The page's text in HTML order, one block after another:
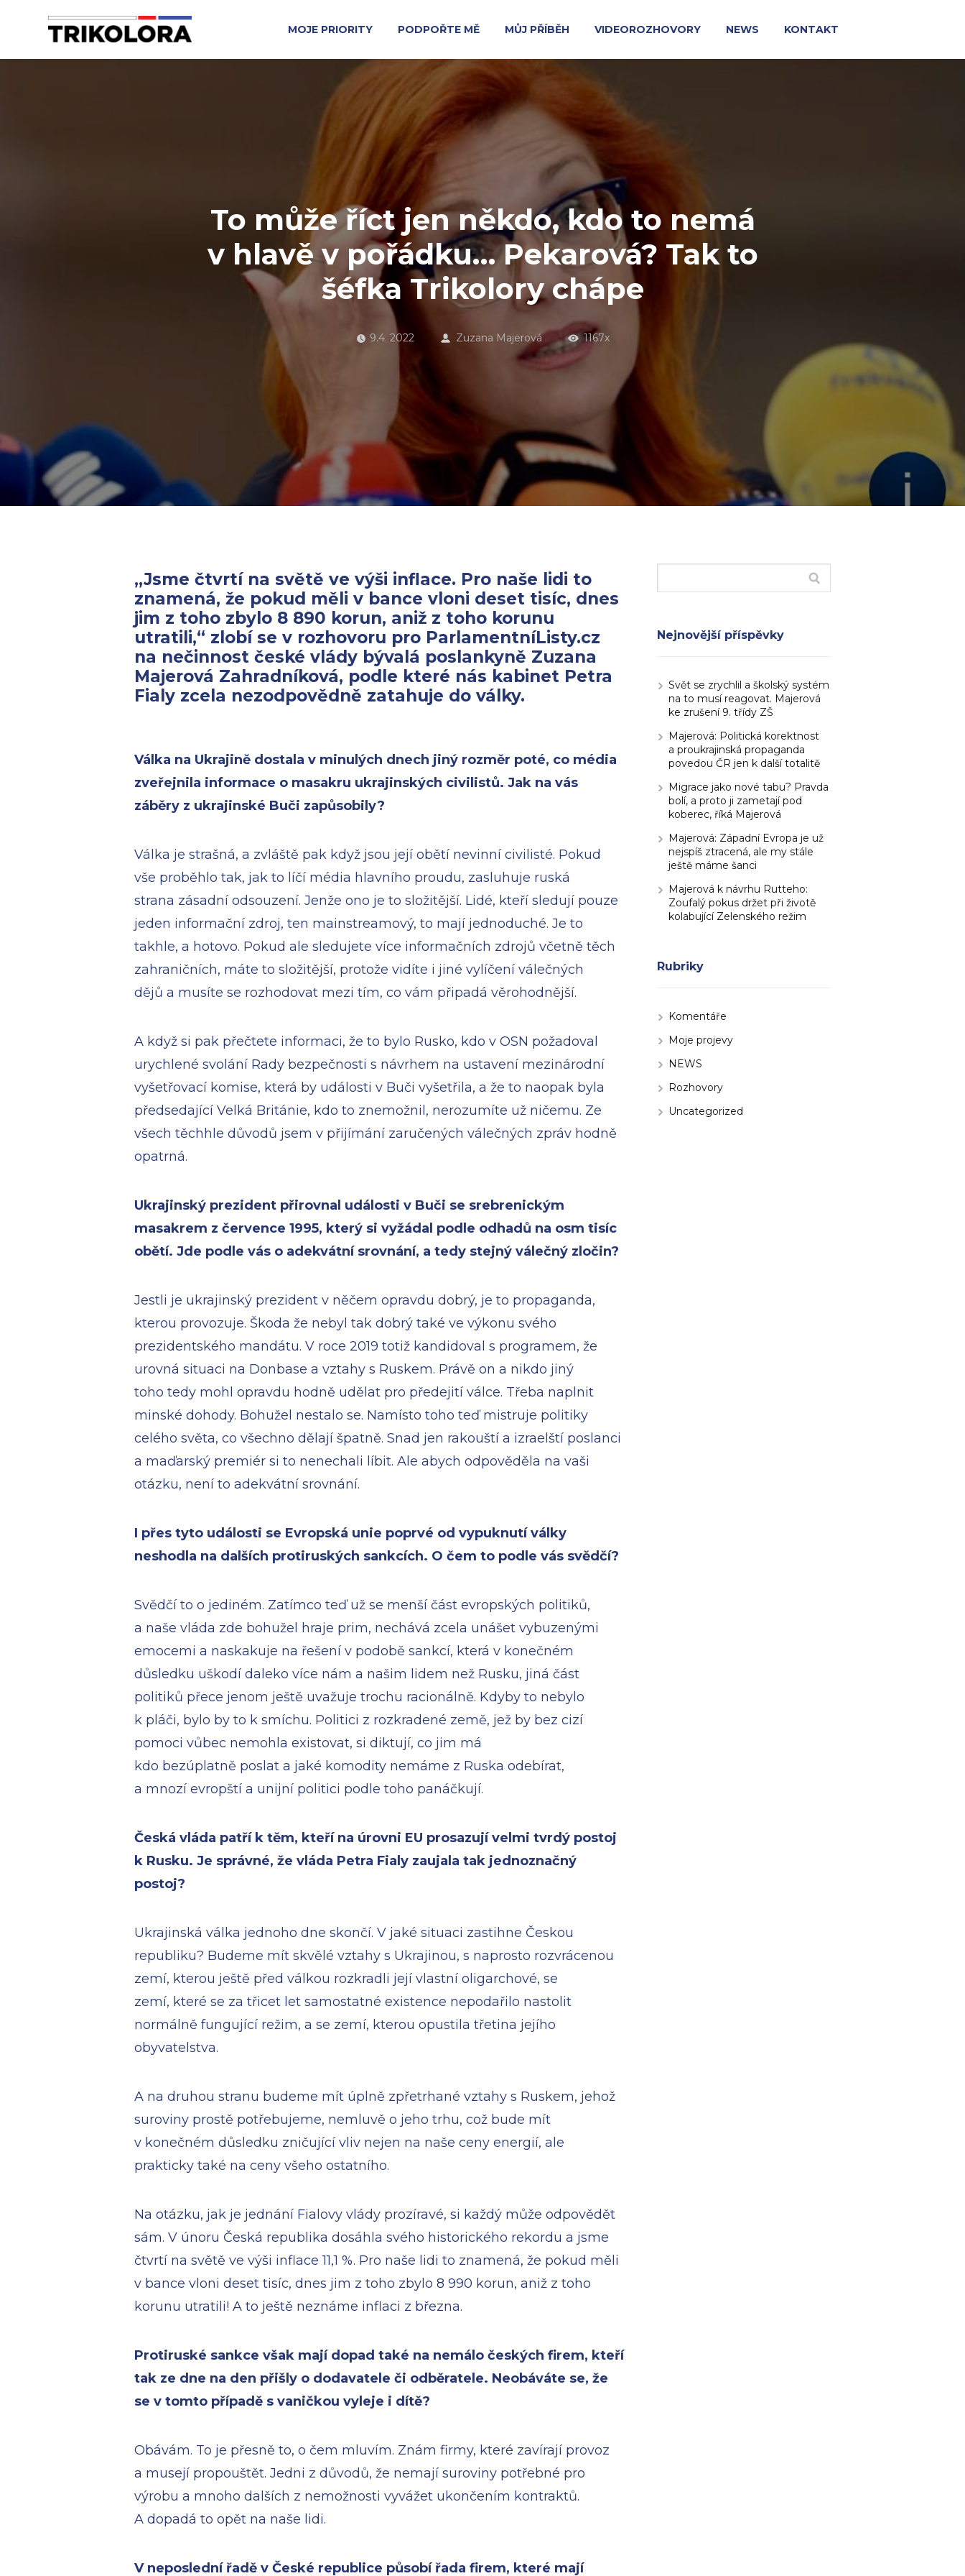
MOJE PRIORITY PODPOŘTE MĚ MŮJ PŘÍBĚH VIDEOROZHOVORY NEWS KONTAKT
To může říct jen někdo, kdo to nemá
v hlavě v pořádku… Pekarová? Tak to
šéfka Trikolory chápe
9.4. 2022 Zuzana Majerová 1167x
„Jsme čtvrtí na světě ve výši inflace. Pro naše lidi to
znamená, že pokud měli v bance vloni deset tisíc, dnes
jim z toho zbylo 8 890 korun, aniž z toho korunu
utratili,“ zlobí se v rozhovoru pro ParlamentníListy.cz
na nečinnost české vlády bývalá poslankyně Zuzana
Majerová Zahradníková, podle které nás kabinet Petra
Fialy zcela nezodpovědně zatahuje do války.
Válka na Ukrajině dostala v minulých dnech jiný rozměr poté, co média
zveřejnila informace o masakru ukrajinských civilistů. Jak na vás
záběry z ukrajinské Buči zapůsobily?
Válka je strašná, a zvláště pak když jsou její obětí nevinní civilisté. Pokud
vše proběhlo tak, jak to líčí média hlavního proudu, zasluhuje ruská
strana zásadní odsouzení. Jenže ono je to složitější. Lidé, kteří sledují pouze
jeden informační zdroj, ten mainstreamový, to mají jednoduché. Je to
takhle, a hotovo. Pokud ale sledujete více informačních zdrojů včetně těch
zahraničních, máte to složitější, protože vidíte i jiné vylíčení válečných
dějů a musíte se rozhodovat mezi tím, co vám připadá věrohodnější.
A když si pak přečtete informaci, že to bylo Rusko, kdo v OSN požadoval
urychlené svolání Rady bezpečnosti s návrhem na ustavení mezinárodní
vyšetřovací komise, která by události v Buči vyšetřila, a že to naopak byla
předsedající Velká Británie, kdo to znemožnil, nerozumíte už ničemu. Ze
všech těchhle důvodů jsem v přijímání zaručených válečných zpráv hodně
opatrná.
Ukrajinský prezident přirovnal události v Buči se srebrenickým
masakrem z července 1995, který si vyžádal podle odhadů na osm tisíc
obětí. Jde podle vás o adekvátní srovnání, a tedy stejný válečný zločin?
Jestli je ukrajinský prezident v něčem opravdu dobrý, je to propaganda,
kterou provozuje. Škoda že nebyl tak dobrý také ve výkonu svého
prezidentského mandátu. V roce 2019 totiž kandidoval s programem, že
urovná situaci na Donbase a vztahy s Ruskem. Právě on a nikdo jiný
toho tedy mohl opravdu hodně udělat pro předejití válce. Třeba naplnit
minské dohody. Bohužel nestalo se. Namísto toho teď mistruje politiky
celého světa, co všechno dělají špatně. Snad jen rakouští a izraelští poslanci
a maďarský premiér si to nenechali líbit. Ale abych odpověděla na vaši
otázku, není to adekvátní srovnání.
I přes tyto události se Evropská unie poprvé od vypuknutí války
neshodla na dalších protiruských sankcích. O čem to podle vás svědčí?
Svědčí to o jediném. Zatímco teď už se menší část evropských politiků,
a naše vláda zde bohužel hraje prim, nechává zcela unášet vybuzenými
emocemi a naskakuje na řešení v podobě sankcí, která v konečném
důsledku uškodí daleko více nám a našim lidem než Rusku, jiná část
politiků přece jenom ještě uvažuje trochu racionálně. Kdyby to nebylo
k pláči, bylo by to k smíchu. Politici z rozkradené země, jež by bez cizí
pomoci vůbec nemohla existovat, si diktují, co jim má
kdo bezúplatně poslat a jaké komodity nemáme z Ruska odebírat,
a mnozí evropští a unijní politici podle toho panáčkují.
Česká vláda patří k těm, kteří na úrovni EU prosazují velmi tvrdý postoj
k Rusku. Je správné, že vláda Petra Fialy zaujala tak jednoznačný
postoj?
Ukrajinská válka jednoho dne skončí. V jaké situaci zastihne Českou
republiku? Budeme mít skvělé vztahy s Ukrajinou, s naprosto rozvrácenou
zemí, kterou ještě před válkou rozkradli její vlastní oligarchové, se
zemí, které se za třicet let samostatné existence nepodařilo nastolit
normálně fungující režim, a se zemí, kterou opustila třetina jejího
obyvatelstva.
A na druhou stranu budeme mít úplně zpřetrhané vztahy s Ruskem, jehož
suroviny prostě potřebujeme, nemluvě o jeho trhu, což bude mít
v konečném důsledku zničující vliv nejen na naše ceny energií, ale
prakticky také na ceny všeho ostatního.
Na otázku, jak je jednání Fialovy vlády prozíravé, si každý může odpovědět
sám. V únoru Česká republika dosáhla svého historického rekordu a jsme
čtvrtí na světě ve výši inflace 11,1 %. Pro naše lidi to znamená, že pokud měli
v bance vloni deset tisíc, dnes jim z toho zbylo 8 990 korun, aniž z toho
korunu utratili! A to ještě neznáme inflaci z března.
Protiruské sankce však mají dopad také na nemálo českých firem, kteří
tak ze dne na den přišly o dodavatele či odběratele. Neobáváte se, že
se v tomto případě s vaničkou vyleje i dítě?
Obávám. To je přesně to, o čem mluvím. Znám firmy, které zavírají provoz
a musejí propouštět. Jedni z důvodů, že nemají suroviny potřebné pro
výrobu a mnoho dalších z nemožnosti vyvážet ukončením kontraktů.
A dopadá to opět na naše lidi.
V neposlední řadě v České republice působí řada firem, které mají
Nejnovější příspěvky
Svět se zrychlil a školský systém
na to musí reagovat. Majerová
ke zrušení 9. třídy ZŠ
Majerová: Politická korektnost
a proukrajinská propaganda
povedou ČR jen k další totalitě
Migrace jako nové tabu? Pravda
bolí, a proto ji zametají pod
koberec, říká Majerová
Majerová: Západní Evropa je už
nejspíš ztracená, ale my stále
ještě máme šanci
Majerová k návrhu Rutteho:
Zoufalý pokus držet při životě
kolabující Zelenského režim
Rubriky
Komentáře
Moje projevy
NEWS
Rozhovory
Uncategorized